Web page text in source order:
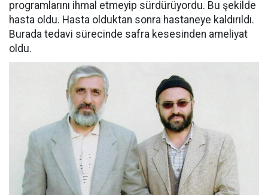
programlarını ihmal etmeyip sürdürüyordu. Bu şekilde
hasta oldu. Hasta olduktan sonra hastaneye kaldırıldı.
Burada tedavi sürecinde safra kesesinden ameliyat
oldu.